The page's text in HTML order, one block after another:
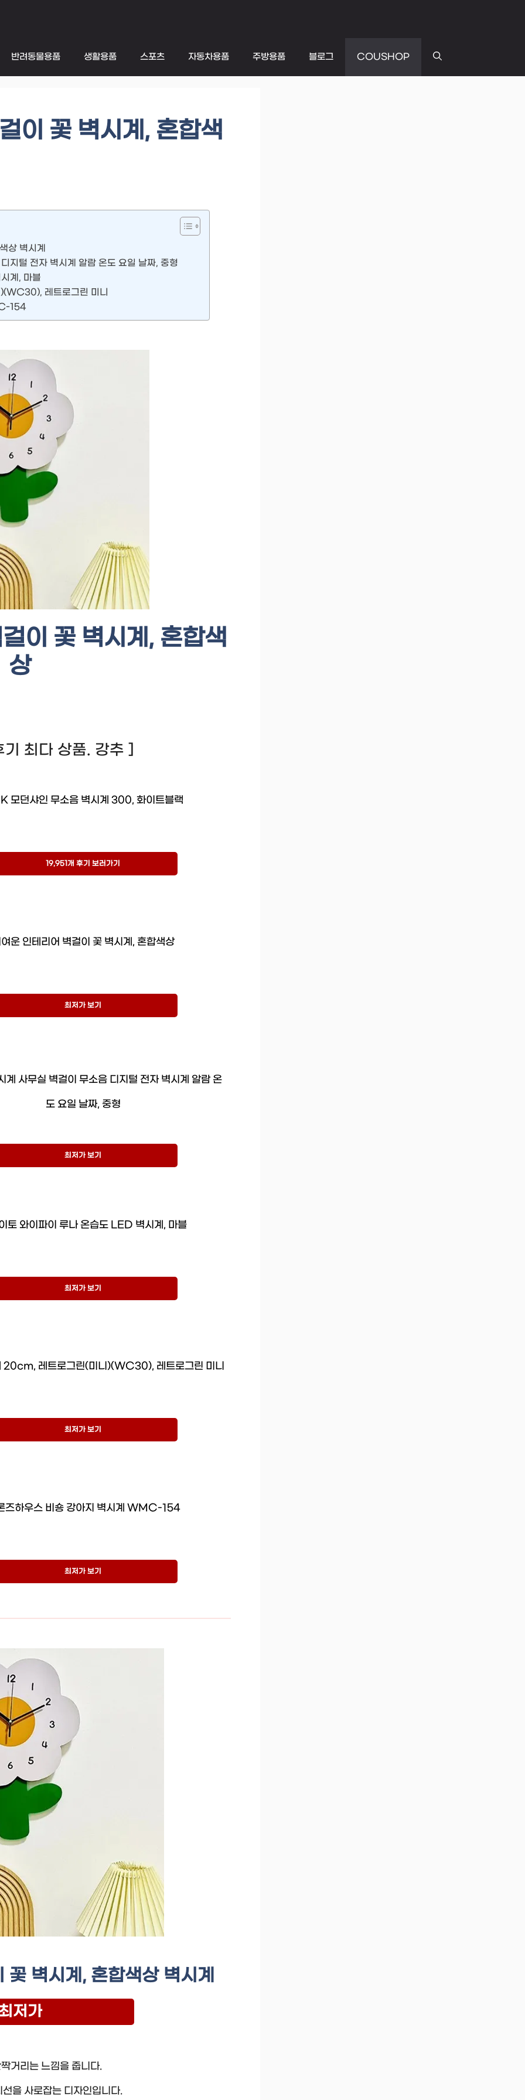
반려동물용품 생활용품 스포츠 자동차용품 주방용품 블로그 COUSHOP
이 꽃 벽시계, 혼합색
상 벽시계
지털 전자 벽시계 알람 온도 요일 날짜, 중형
계, 마블
레트로그린 미니
154
이 꽃 벽시계, 혼합색
상
최다 상품. 강추 ]
모던샤인 무소음 벽시계 300, 화이트블랙
19,951개 후기 보러가기
운 인테리어 벽걸이 꽃 벽시계, 혼합색상
최저가 보기
사무실 벽걸이 무소음 디지털 전자 벽시계 알람 온
도 요일 날짜, 중형
최저가 보기
토 와이파이 루나 온습도 LED 벽시계, 마블
최저가 보기
20cm, 레트로그린(미니)(WC30), 레트로그린 미니
최저가 보기
즈하우스 비숑 강아지 벽시계 WMC-154
최저가 보기
벽시계, 혼합색상 벽시계
저가
거리는 느낌을 줍니다.
을 사로잡는 디자인입니다.